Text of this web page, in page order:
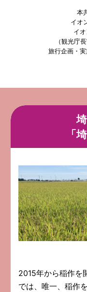
本
イオ
イ
（観光庁
旅行企画・
「
2015年から稲作を
では、唯一、稲作